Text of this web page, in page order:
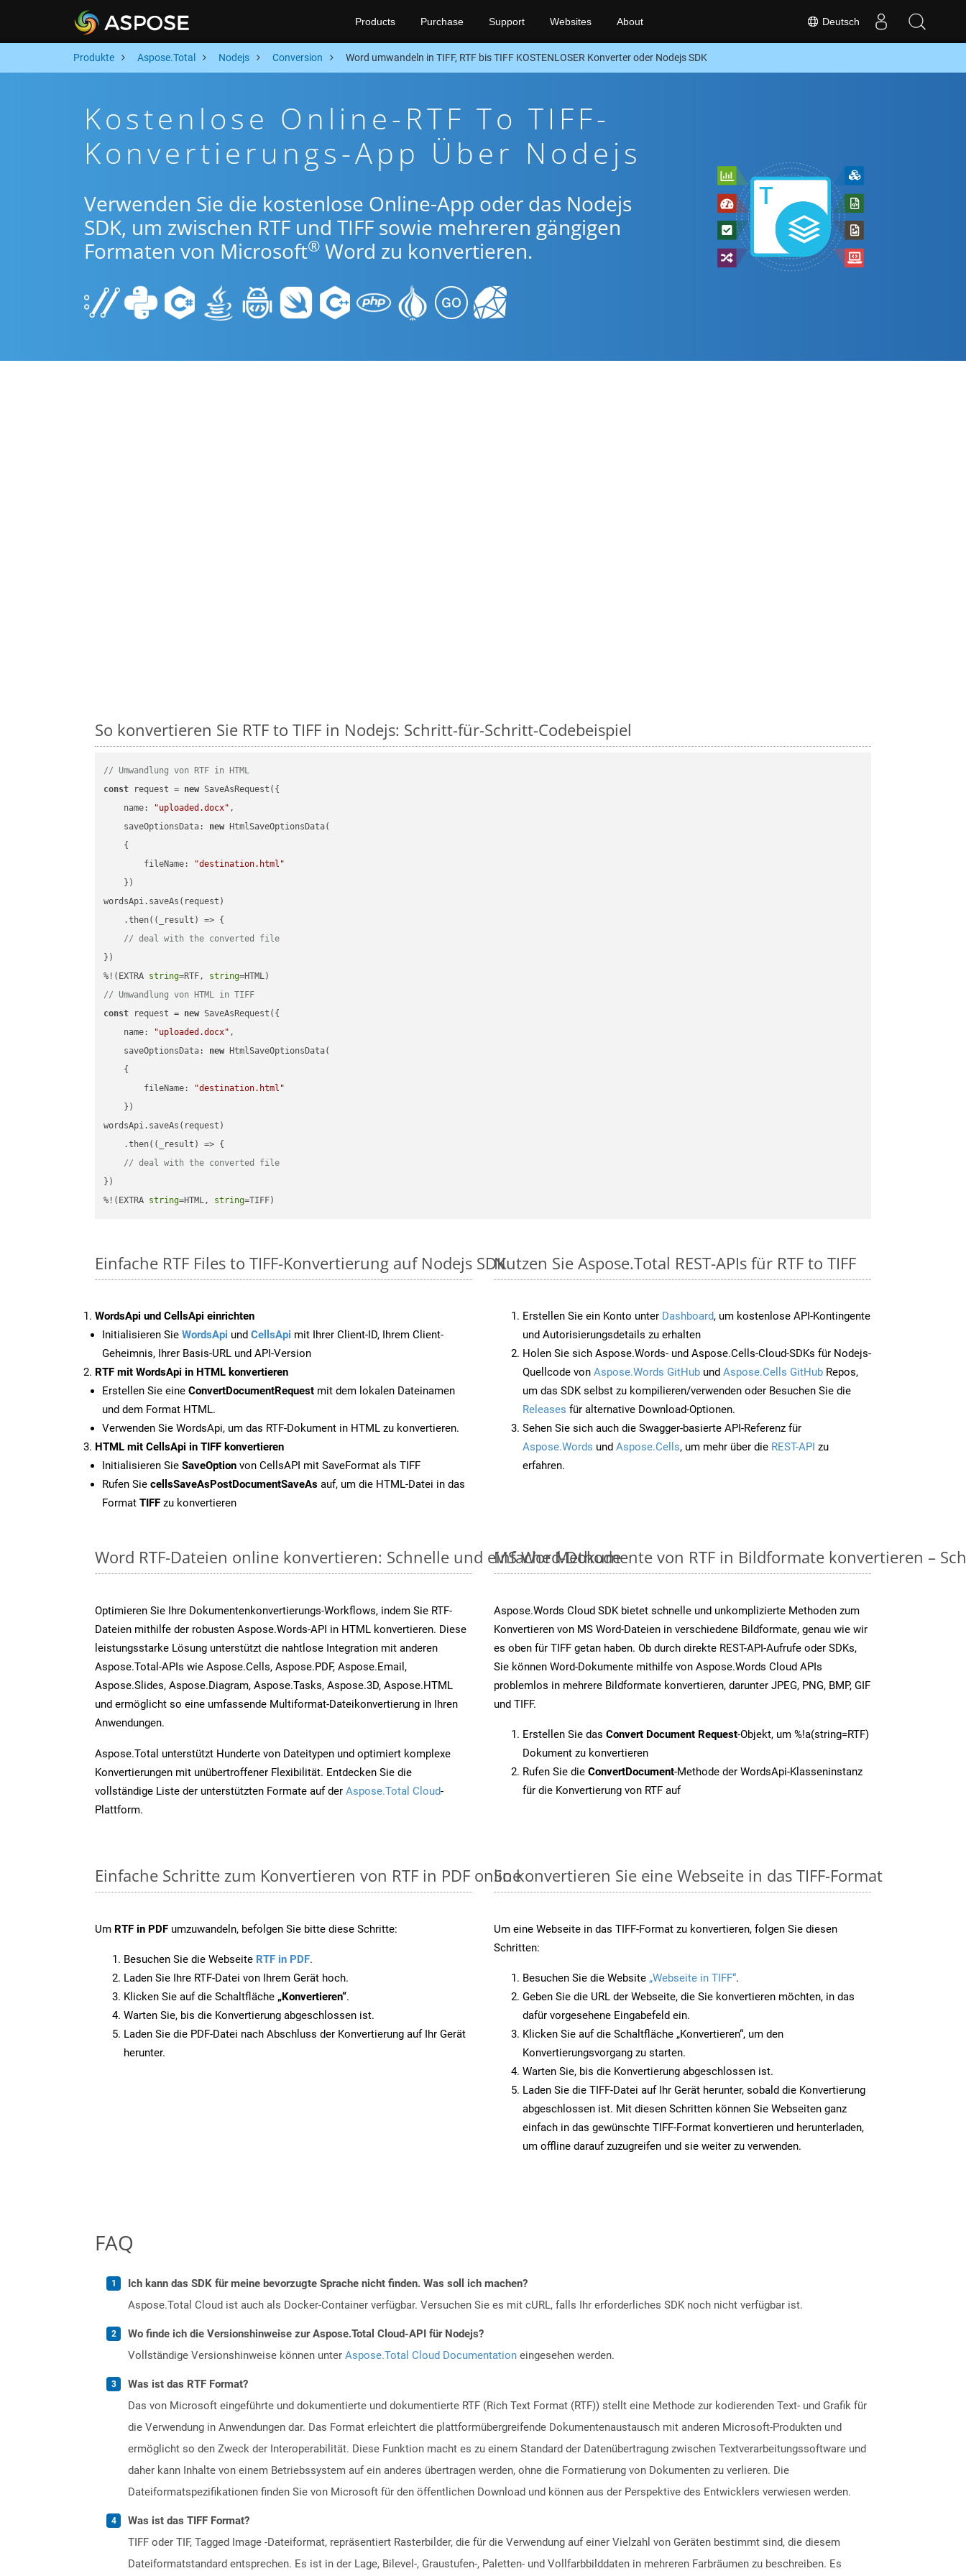
Deutsch
Products Purchase Support Websites About
Produkte Aspose.Total Nodejs Conversion Word umwandeln in TIFF, RTF bis TIFF KOSTENLOSER Konverter oder Nodejs SDK
Kostenlose Online-RTF To TIFF-
Konvertierungs-App Über Nodejs
Verwenden Sie die kostenlose Online-App oder das Nodejs
SDK, um zwischen RTF und TIFF sowie mehreren gängigen
Formaten von Microsoft® Word zu konvertieren.
So konvertieren Sie RTF to TIFF in Nodejs: Schritt-für-Schritt-Codebeispiel
// Umwandlung von RTF in HTML
const request = new SaveAsRequest({
name: "uploaded.docx" ,
saveOptionsData: new HtmlSaveOptionsData(
    {
fileName:
"destination.html"
    })
wordsApi.saveAs(request)
    .then(
( _result ) => {
// deal with the converted file
})
%!(EXTRA string=RTF, string
// Umwandlung von HTML in TIFF
const request = new SaveAsRequest({
name: "uploaded.docx" ,
saveOptionsData: new HtmlSaveOptionsData(
    {
fileName:
"destination.html"
    })
wordsApi.saveAs(request)
    .then(
( _result ) => {
// deal with the converted file
})
%!(EXTRA string=HTML, string=TIFF)
Einfache RTF Files to TIFF-Konvertierung auf Nodejs SDK
WordsApi und CellsApi einrichten
Initialisieren Sie WordsApi und CellsApi mit Ihrer Client-ID, Ihrem Client-
Geheimnis, Ihrer Basis-URL und API-Version
RTF mit WordsApi in HTML konvertieren
Erstellen Sie eine ConvertDocumentRequest mit dem lokalen Dateinamen
und dem Format HTML.
Verwenden Sie WordsApi, um das RTF-Dokument in HTML zu konvertieren.
HTML mit CellsApi in TIFF konvertieren
Initialisieren Sie SaveOption von CellsAPI mit SaveFormat als TIFF
Rufen Sie cellsSaveAsPostDocumentSaveAs auf, um die HTML-Datei in das
Format TIFF zu konvertieren
Nutzen Sie Aspose.Total REST-APIs für RTF to TIFF
Erstellen Sie ein Konto unter Dashboard, um kostenlose API-Kontingente
und Autorisierungsdetails zu erhalten
Holen Sie sich Aspose.Words- und Aspose.Cells-Cloud-SDKs für Nodejs-
Quellcode von Aspose.Words GitHub und Aspose.Cells GitHub Repos,
um das SDK selbst zu kompilieren/verwenden oder Besuchen Sie die
Releases für alternative Download-Optionen.
Sehen Sie sich auch die Swagger-basierte API-Referenz für
Aspose.Words und Aspose.Cells, um mehr über die REST-API zu
erfahren.
Word RTF-Dateien online konvertieren: Schnelle und einfache Methode
Optimieren Sie Ihre Dokumentenkonvertierungs-Workflows, indem Sie RTF-
Dateien mithilfe der robusten Aspose.Words-API in HTML konvertieren. Diese
leistungsstarke Lösung unterstützt die nahtlose Integration mit anderen
Aspose.Total-APIs wie Aspose.Cells, Aspose.PDF, Aspose.Email,
Aspose.Slides, Aspose.Diagram, Aspose.Tasks, Aspose.3D, Aspose.HTML
und ermöglicht so eine umfassende Multiformat-Dateikonvertierung in Ihren
Anwendungen.
Aspose.Total unterstützt Hunderte von Dateitypen und optimiert komplexe
Konvertierungen mit unübertroffener Flexibilität. Entdecken Sie die
vollständige Liste der unterstützten Formate auf der Aspose.Total Cloud-
Plattform.
MS Word-Dokumente von RTF in Bildformate konvertieren –
Aspose.Words Cloud SDK bietet schnelle und unkomplizierte Methoden zum
Konvertieren von MS Word-Dateien in verschiedene Bildformate, genau wie wir
es oben für TIFF getan haben. Ob durch direkte REST-API-Aufrufe oder SDKs,
Sie können Word-Dokumente mithilfe von Aspose.Words Cloud APIs
problemlos in mehrere Bildformate konvertieren, darunter JPEG, PNG, BMP, GIF
und TIFF.
Erstellen Sie das Convert Document Request-Objekt, um %!a(string=RTF)
Dokument zu konvertieren
Rufen Sie die ConvertDocument-Methode der WordsApi-Klasseninstanz
für die Konvertierung von RTF auf
Einfache Schritte zum Konvertieren von RTF in PDF online
Um RTF in PDF umzuwandeln, befolgen Sie bitte diese Schritte:
Besuchen Sie die Webseite RTF in PDF.
Laden Sie Ihre RTF-Datei von Ihrem Gerät hoch.
Klicken Sie auf die Schaltfläche „Konvertieren“.
Warten Sie, bis die Konvertierung abgeschlossen ist.
Laden Sie die PDF-Datei nach Abschluss der Konvertierung auf Ihr Gerät
herunter.
So konvertieren Sie eine Webseite in das TIFF-Format
Um eine Webseite in das TIFF-Format zu konvertieren, folgen Sie diesen
Schritten:
Besuchen Sie die Website „Webseite in TIFF“.
Geben Sie die URL der Webseite, die Sie konvertieren möchten, in das
dafür vorgesehene Eingabefeld ein.
Klicken Sie auf die Schaltfläche „Konvertieren“, um den
Konvertierungsvorgang zu starten.
Warten Sie, bis die Konvertierung abgeschlossen ist.
Laden Sie die TIFF-Datei auf Ihr Gerät herunter, sobald die Konvertierung
abgeschlossen ist. Mit diesen Schritten können Sie Webseiten ganz
einfach in das gewünschte TIFF-Format konvertieren und herunterladen,
um offline darauf zuzugreifen und sie weiter zu verwenden.
FAQ
Ich kann das SDK für meine bevorzugte Sprache nicht finden. Was soll ich machen?
Aspose.Total Cloud ist auch als Docker-Container verfügbar. Versuchen Sie es mit cURL, falls Ihr erforderliches SDK noch nicht verfügbar ist.
Wo finde ich die Versionshinweise zur Aspose.Total Cloud-API für Nodejs?
Vollständige Versionshinweise können unter Aspose.Total Cloud Documentation eingesehen werden.
Was ist das RTF Format?
Das von Microsoft eingeführte und dokumentierte und dokumentierte RTF (Rich Text Format (RTF)) stellt eine Methode zur kodierenden Text- und Grafik für
die Verwendung in Anwendungen dar. Das Format erleichtert die plattformübergreifende Dokumentenaustausch mit anderen Microsoft-Produkten und
ermöglicht so den Zweck der Interoperabilität. Diese Funktion macht es zu einem Standard der Datenübertragung zwischen Textverarbeitungssoftware und
daher kann Inhalte von einem Betriebssystem auf ein anderes übertragen werden, ohne die Formatierung von Dokumenten zu verlieren. Die
Dateiformatspezifikationen finden Sie von Microsoft für den öffentlichen Download und können aus der Perspektive des Entwicklers verwiesen werden.
Was ist das TIFF Format?
TIFF oder TIF, Tagged Image -Dateiformat, repräsentiert Rasterbilder, die für die Verwendung auf einer Vielzahl von Geräten bestimmt sind, die diesem
Dateiformatstandard entsprechen. Es ist in der Lage, Bilevel-, Graustufen-, Paletten- und Vollfarbbilddaten in mehreren Farbräumen zu beschreiben. Es